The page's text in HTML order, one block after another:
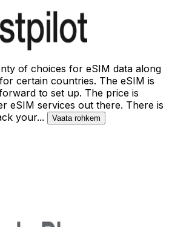
of choices for eSIM data along
certain countries. The eSIM is
to set up. The price is
eSIM services out there. There is
your... Vaata rohkem